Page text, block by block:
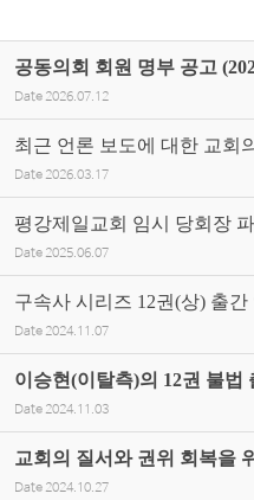
공동의회 회원 명부 공고
Date 2026.07.12
최근 언론 보도에 대한 교회
Date 2026.03.17
평강제일교회 임시 당회장
Date 2025.06.07
구속사 시리즈 12권(상) 출간
Date 2024.11.07
이승현(이탈측)의 12권 불법
Date 2024.11.03
교회의 질서와 권위 회복을
Date 2024.10.27